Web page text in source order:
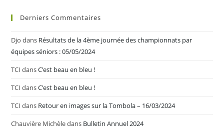
Derniers Commentaires
Djo dans Résultats de la 4ème journée des championnats par
équipes séniors : 05/05/2024
TCI dansC’est beau en bleu !
TCI dansC’est beau en bleu !
TCI dans Retour en images sur la Tombola – 16/03/2024
Chauvière Michèledans Bulletin Annuel 2024